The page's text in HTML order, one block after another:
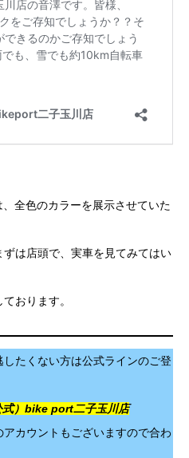
全色のカラーを展示させていた
は店頭で、実車を見てみてはい
おります。
たくない方は公式ラインのご登
式）bike port二子玉川店
カウントもございますので合わ